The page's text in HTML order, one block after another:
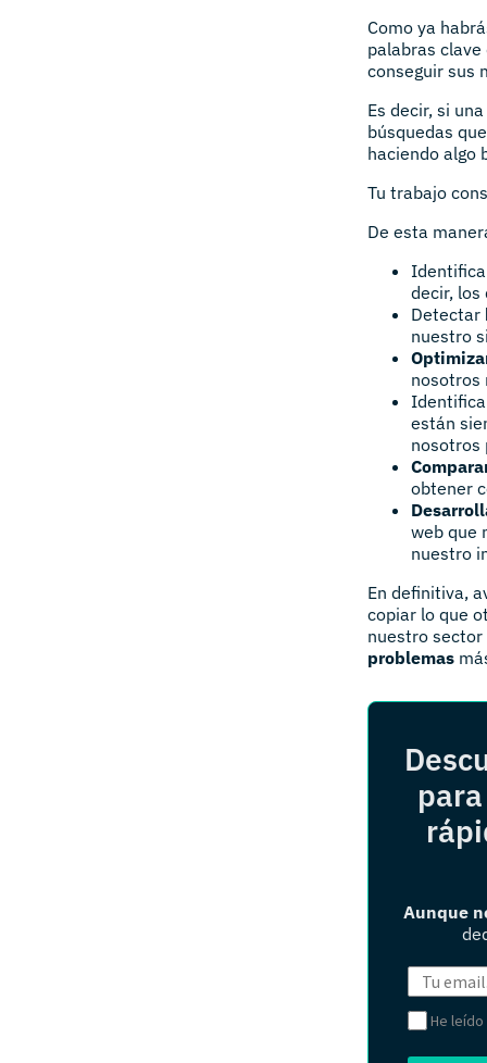
Como ya
palabras
conseguir sus
Es decir, si
búsquedas
haciendo algo
Tu trabajo
De esta
decir, los
Detectar
nuestro
nosotros
están
nosotros
obtener
web que
nuestro
En definitiva,
copiar lo que
nuestro
problemas
Aunque
He